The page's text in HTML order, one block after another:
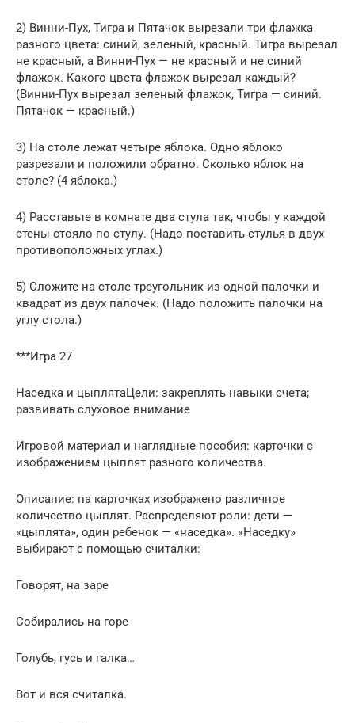
2) Винни-Пух, Тигра и Пятачок вырезали три флажка
разного цвета: синий, зеленый, красный. Тигра вырезал
не красный, а Винни-Пух — не красный и не синий
флажок. Какого цвета флажок вырезал каждый?
(Винни-Пух вырезал зеленый флажок, Тигра — синий.
Пятачок — красный.)
3) На столе лежат четыре яблока. Одно яблоко
разрезали и положили обратно. Сколько яблок на
столе? (4 яблока.)
4) Расставьте в комнате два стула так, чтобы у каждой
стены стояло по стулу. (Надо поставить стулья в двух
противоположных углах.)
5) Сложите на столе треугольник из одной палочки и
квадрат из двух палочек. (Надо положить палочки на
углу стола.)
***Игра 27
Наседка и цыплятаЦели: закреплять навыки счета;
развивать слуховое внимание
Игровой материал и наглядные пособия: карточки с
изображением цыплят разного количества.
Описание: па карточках изображено различное
количество цыплят. Распределяют роли: дети —
«цыплята», один ребенок — «наседка». «Наседку»
выбирают с помощью считалки:
Говорят, на заре
Собирались на горе
Голубь, гусь и галка…
Вот и вся считалка.